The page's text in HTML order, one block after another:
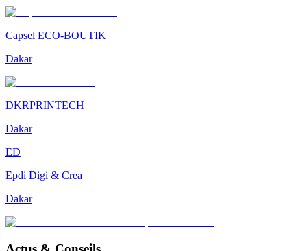
Capsel ECO-BOUTIK
Dakar
DKRPRINTECH
Dakar
ED
Epdi Digi & Crea
Dakar